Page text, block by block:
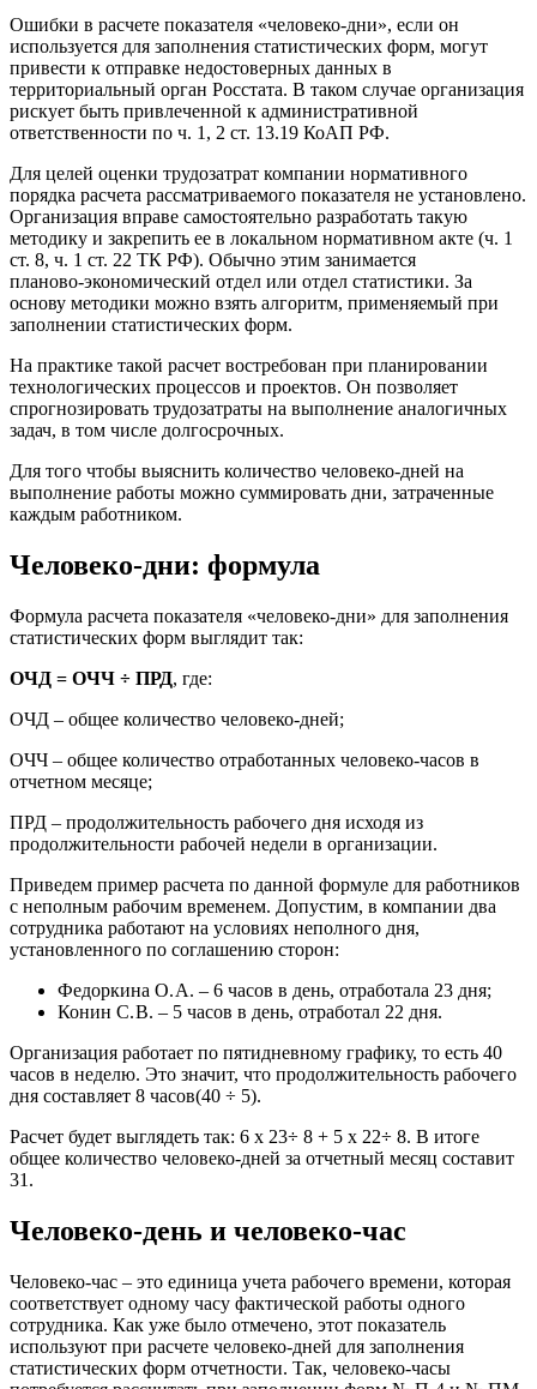
Ошибки в расчете показателя «человеко‑дни», если он
используется для заполнения статистических форм, могут
привести к отправке недостоверных данных в
территориальный орган Росстата. В таком случае организация
рискует быть привлеченной к административной
ответственности по ч. 1, 2 ст. 13.19 КоАП РФ.
Для целей оценки трудозатрат компании нормативного
порядка расчета рассматриваемого показателя не установлено.
Организация вправе самостоятельно разработать такую
методику и закрепить ее в локальном нормативном акте (ч. 1
ст. 8, ч. 1 ст. 22 ТК РФ). Обычно этим занимается
планово‑экономический отдел или отдел статистики. За
основу методики можно взять алгоритм, применяемый при
заполнении статистических форм.
На практике такой расчет востребован при планировании
технологических процессов и проектов. Он позволяет
спрогнозировать трудозатраты на выполнение аналогичных
задач, в том числе долгосрочных.
Для того чтобы выяснить количество человеко‑дней на
выполнение работы можно суммировать дни, затраченные
каждым работником.
Человеко-дни: формула
Формула расчета показателя «человеко-дни» для заполнения
статистических форм выглядит так:
ОЧД = ОЧЧ ÷ ПРД, где:
ОЧД – общее количество человеко-дней;
ОЧЧ – общее количество отработанных человеко-часов в
отчетном месяце;
ПРД – продолжительность рабочего дня исходя из
продолжительности рабочей недели в организации.
Приведем пример расчета по данной формуле для работников
с неполным рабочим временем. Допустим, в компании два
сотрудника работают на условиях неполного дня,
установленного по соглашению сторон:
Федоркина О. А. – 6 часов в день, отработала 23 дня;
Конин С. В. – 5 часов в день, отработал 22 дня.
Организация работает по пятидневному графику, то есть 40
часов в неделю. Это значит, что продолжительность рабочего
дня составляет 8 часов(40 ÷ 5).
Расчет будет выглядеть так: 6 x 23÷ 8 + 5 x 22÷ 8. В итоге
общее количество человеко-дней за отчетный месяц составит
31.
Человеко-день и человеко-час
Человеко‑час – это единица учета рабочего времени, которая
соответствует одному часу фактической работы одного
сотрудника. Как уже было отмечено, этот показатель
используют при расчете человеко-дней для заполнения
статистических форм отчетности. Так, человеко-часы